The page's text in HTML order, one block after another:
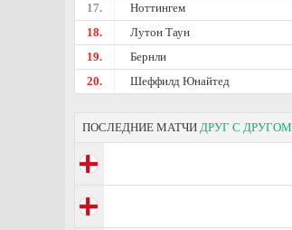
17.
Ноттингем
18.
Лутон Таун
19.
Бернли
20.
Шеффилд Юнайтед
ПОСЛЕДНИЕ МАТЧИ ДРУГ С ДРУГОМ